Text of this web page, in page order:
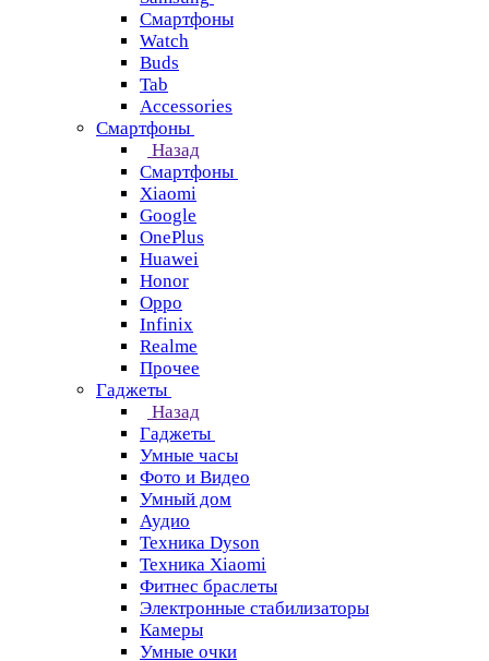
Смартфоны
Watch
Buds
Tab
Accessories
Смартфоны
Назад
Смартфоны
Xiaomi
Google
OnePlus
Huawei
Honor
Oppo
Infinix
Realme
Прочее
Гаджеты
Назад
Гаджеты
Умные часы
Фото и Видео
Умный дом
Аудио
Техника Dyson
Техника Xiaomi
Фитнес браслеты
Электронные стабилизаторы
Камеры
Умные очки